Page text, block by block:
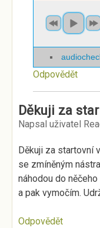
Odpovědět
Děkuji za
Napsal uživatel
Děkuji za startovní
se zmíněným
náhodou do
a pak vymočím.
Odpovědět